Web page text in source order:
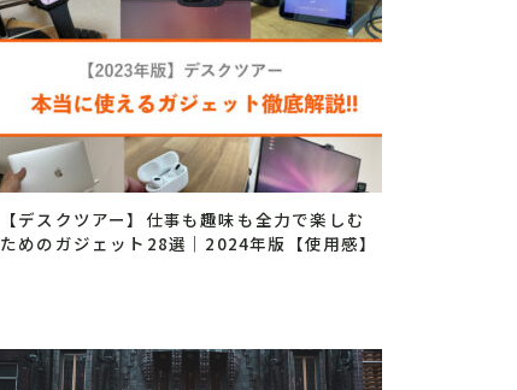
【デスクツアー】仕事も趣味も全力で楽しむ
ためのガジェット28選｜2024年版【使用感】